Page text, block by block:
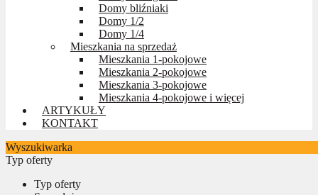
Domy bliźniaki
Domy 1/2
Domy 1/4
Mieszkania na sprzedaż
Mieszkania 1-pokojowe
Mieszkania 2-pokojowe
Mieszkania 3-pokojowe
Mieszkania 4-pokojowe i więcej
ARTYKUŁY
KONTAKT
Wyszukiwarka
Typ oferty
Typ oferty